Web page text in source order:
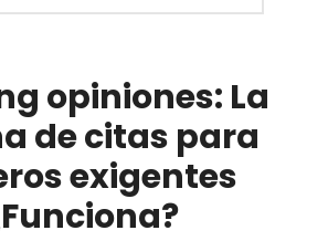
opiniones: La
de citas para
exigentes